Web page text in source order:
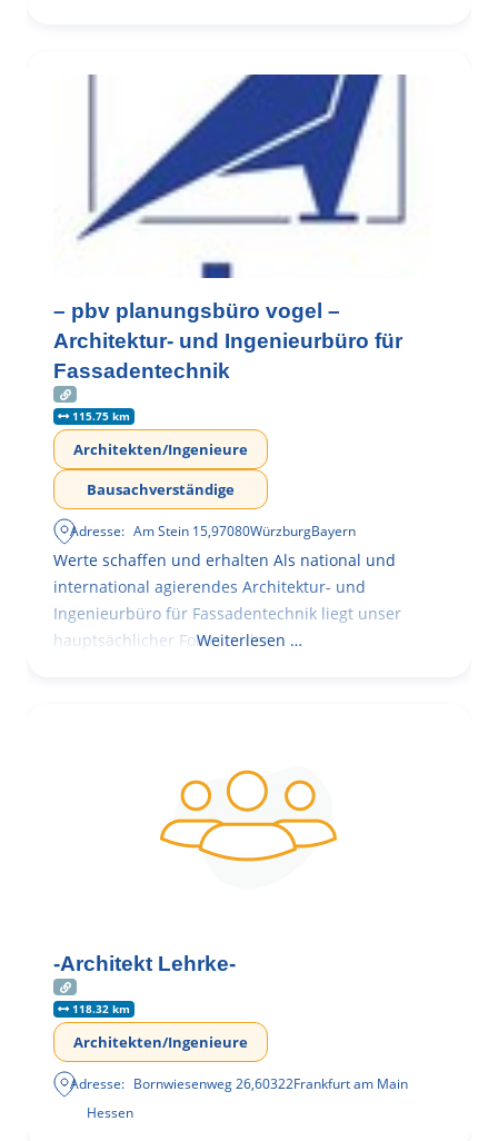
– pbv planungsbüro vogel –
Architektur- und Ingenieurbüro für
Fassadentechnik
115.75 km
Architekten/Ingenieure
Bausachverständige
Adresse: Am Stein 15,97080WürzburgBayern
Werte schaffen und erhalten Als national und
international agierendes Architektur- und
Ingenieurbüro für Fassadentechnik liegt unser
hauptsächlicher Fokus in der
Weiterlesen …
-Architekt Lehrke-
118.32 km
Architekten/Ingenieure
Adresse: Bornwiesenweg 26,60322Frankfurt am Main
Hessen